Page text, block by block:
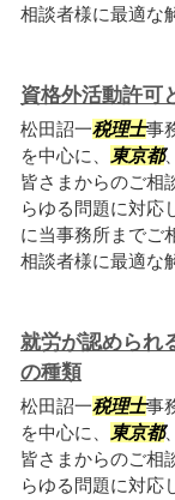
相談者様に最適な
資格外活動許可
松田詔一税理士事
を中心に、
東京都
皆さまからのご相
らゆる問題に対応
に当事務所までご
相談者様に最適な
就労が認められ
の種類
松田詔一税理士事
を中心に、
東京都
皆さまからのご相
らゆる問題に対応